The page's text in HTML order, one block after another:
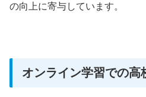
の向上に寄与しています。
オンライン学習での高